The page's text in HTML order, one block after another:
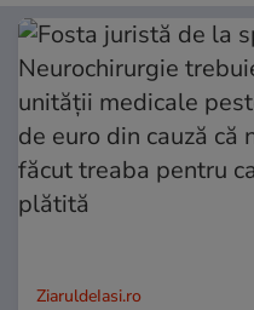
ZiaruldeIasi.ro